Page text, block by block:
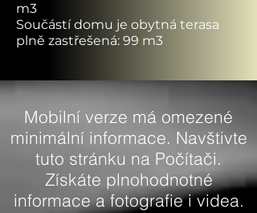
m3
Součástí domu je obytná terasa
plně zastřešená: 99 m3
Mobilní verze má omezené
minimální informace. Navštivte
tuto stránku na Počítači.
Získáte plnohodnotné
informace a fotografie i videa.